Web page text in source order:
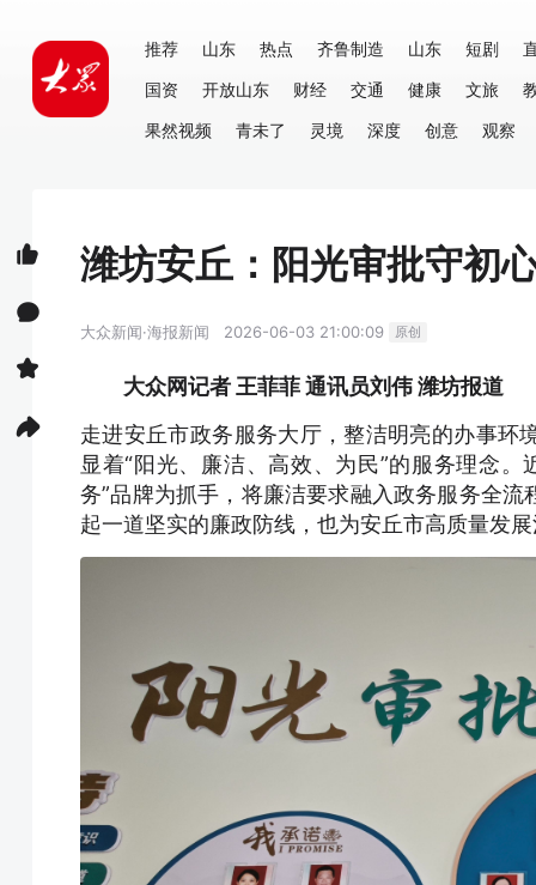
推荐 山东 热点 齐鲁制造 山东 短剧
国资
开放山东 财经 交通 健康 文旅
果然视频
青未了 灵境 深度 创意 观察
潍坊安丘：阳光审批守初
大众新闻·海报新闻 2026-06-03 21:00:09 原创
大众网记者 王菲菲 通讯员刘伟 潍坊报道
走进安丘市政务服务大厅，整洁明亮的办事环
显着“阳光、廉洁、高效、为民”的服务理念
务”品牌为抓手，将廉洁要求融入政务服务全
起一道坚实的廉政防线，也为安丘市高质量发